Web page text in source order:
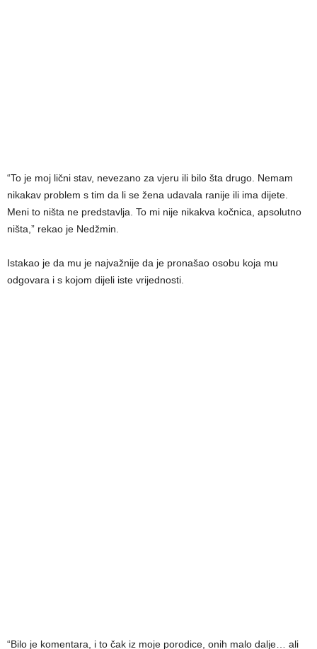
“To je moj lični stav, nevezano za vjeru ili bilo šta drugo. Nemam
nikakav problem s tim da li se žena udavala ranije ili ima dijete.
Meni to ništa ne predstavlja. To mi nije nikakva kočnica, apsolutno
ništa,” rekao je Nedžmin.
Istakao je da mu je najvažnije da je pronašao osobu koja mu
odgovara i s kojom dijeli iste vrijednosti.
“Bilo je komentara, i to čak iz moje porodice, onih malo dalje… ali